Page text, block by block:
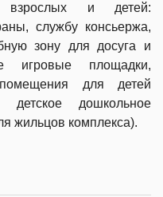
взрослых и детей:
службу консьержа,
зону для досуга и
игровые площадки,
для детей
детское дошкольное
жильцов комплекса).